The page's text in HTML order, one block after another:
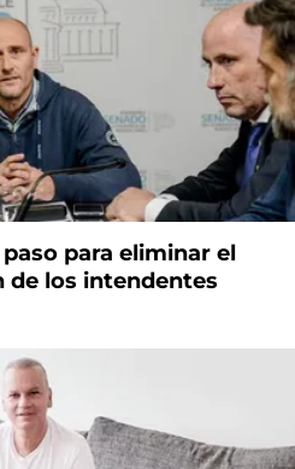
para eliminar el
de los intendentes